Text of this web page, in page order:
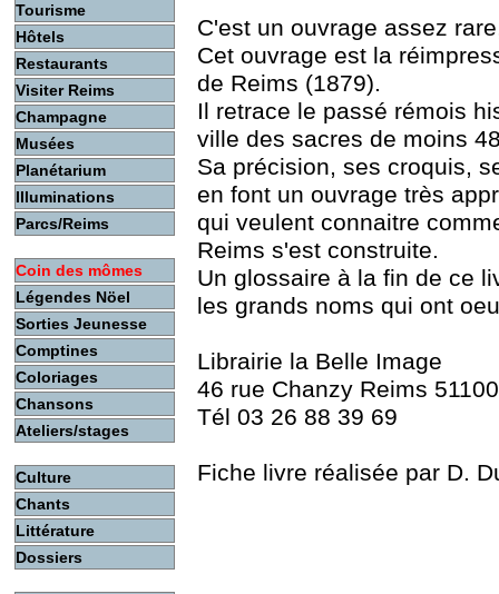
Tourisme
Hôtels
Restaurants
Visiter Reims
Champagne
Musées
Planétarium
Illuminations
Parcs/Reims
Coin des mômes
Légendes Nöel
Sorties Jeunesse
Comptines
Coloriages
Chansons
Ateliers/stages
Culture
Chants
Littérature
Dossiers
C'est un ouvrage assez
Cet ouvrage est la
de Reims (1879).
Il retrace le passé rémois
ville des sacres de moins
Sa précision, ses croquis,
en font un ouvrage très
qui veulent connaitre
Reims s'est construite.
Un glossaire à la fin de ce
les grands noms qui ont
Librairie la Belle Image
46 rue Chanzy Reims 51100
Tél 03 26 88 39 69
Fiche livre réalisée par D.